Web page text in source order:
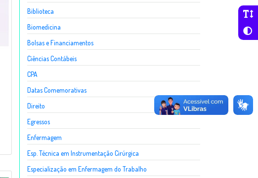
Biblioteca
Biomedicina
Bolsas e Financiamentos
Ciências Contábeis
CPA
Datas Comemorativas
Direito
Egressos
Enfermagem
Esp. Técnica em Instrumentação Cirúrgica
Especialização em Enfermagem do Trabalho